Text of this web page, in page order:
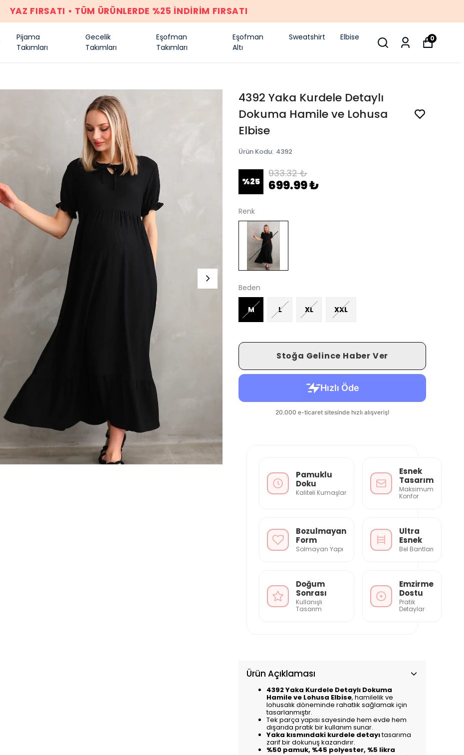
YAZ FIRSATI • TÜM ÜRÜNLERDE %25 İNDİRİM FIRSATI
Pijama
Takımları
Gecelik
Takımları
Eşofman
Takımları
Eşofman
Altı
Sweatshirt Elbise 0
4392 Yaka Kurdele Detaylı
Dokuma Hamile ve Lohusa
Elbise
Ürün Kodu: 4392
%25
933.32 ₺
699.99 ₺
Renk
Beden
M L XL XXL
Stoğa Gelince Haber Ver
Pamuklu
Doku
Kaliteli Kumaşlar
Esnek
Tasarım
Maksimum
Konfor
Bozulmayan
Form
Solmayan Yapı
Ultra
Esnek
Bel Bantları
Doğum
Sonrası
Kullanışlı
Tasarım
Emzirme
Dostu
Pratik
Detaylar
Ürün Açıklaması
4392 Yaka Kurdele Detaylı Dokuma
Hamile ve Lohusa Elbise, hamilelik ve
lohusalık döneminde rahatlık sağlamak için
tasarlanmıştır.
Tek parça yapısı sayesinde hem evde hem
dışarıda pratik bir kullanım sunar.
Yaka kısmındaki kurdele detayıtasarıma
zarif bir dokunuş kazandırır.
%50 pamuk, %45 polyester, %5 likra